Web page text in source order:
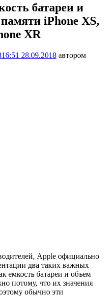
батареи и
iPhone XS,
XR
16:51 28.09.2018 автором
Apple официально
два таких важных
емкость батареи и объем
потому, что их значения
обычно эти